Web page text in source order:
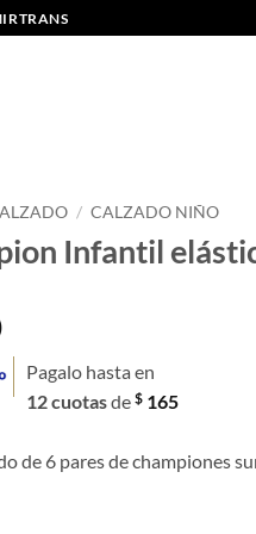
/ CALZADO NIÑO
Infantil
Pagalo hasta en
12 cuotasde $ 165
de 6 pares de championes